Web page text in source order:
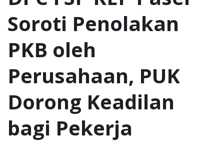
Soroti Penolakan
PKB oleh
Perusahaan, PUK
Dorong Keadilan
bagi Pekerja